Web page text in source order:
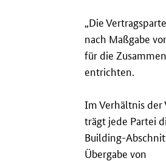
„Die
nach Maßgabe
für die
entrichten.
Im Verhältnis der
trägt jede Partei
Building-
Übergabe von